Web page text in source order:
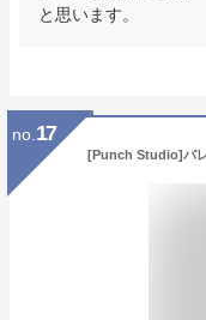
と思います。
no. 17